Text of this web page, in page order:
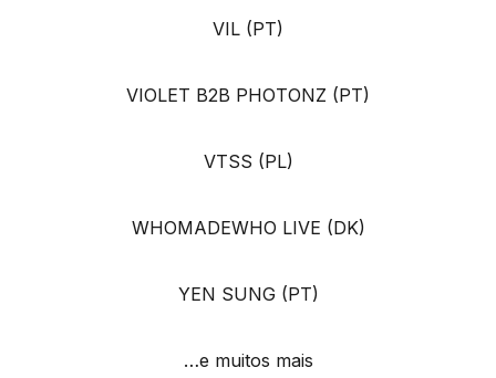
VIL (PT)
VIOLET B2B PHOTONZ (PT)
VTSS (PL)
WHOMADEWHO LIVE (DK)
YEN SUNG (PT)
…e muitos mais